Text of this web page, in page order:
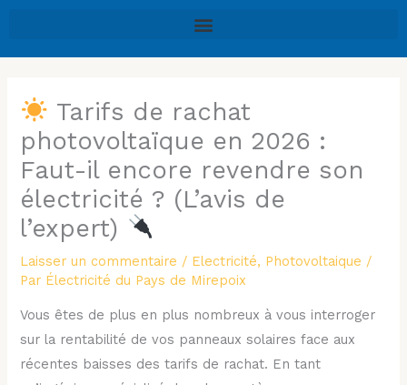
contenu
Tarifs de rachat
photovoltaïque en 2026 :
Faut-il encore revendre son
électricité ? (L’avis de
l’expert)
Laisser un commentaire / Electricité, Photovoltaique /
Par Électricité du Pays de Mirepoix
Vous êtes de plus en plus nombreux à vous interroger
sur la rentabilité de vos panneaux solaires face aux
récentes baisses des tarifs de rachat. En tant